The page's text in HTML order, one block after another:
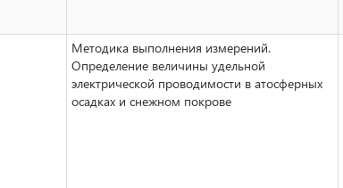
Методика выполнения измерений.
Определение величины удельной
электрической проводимости в атосферных
осадках и снежном покрове